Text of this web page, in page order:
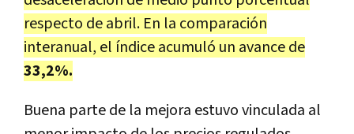
respecto de abril. En la comparación
interanual, el índice acumuló un avance de
33,2%.
Buena parte de la mejora estuvo vinculada al